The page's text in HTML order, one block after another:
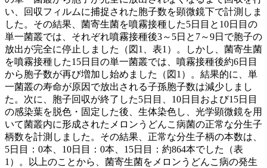
い、回収フィルムに捕捉された胞子数を顕微鏡下で計測しま
した。その結果、菌寄生菌を噴霧接種した5日目と10日目の
単一菌叢では、それぞれ噴霧接種後3～5日と7～9日で胞子の
放出が完全に停止しました（図1、表1）。しかし、菌寄生菌
を噴霧接種した15日目の単一菌叢では、噴霧接種後約6日目
から胞子数が再び増加し始めました（図1）。結果的に、単
一菌叢の寿命が原因で放出される子孫胞子数は減少しまし
た。次に、胞子回収が終了した5日目、10日目および15日目
の感染葉を脱色・固定した後、生体染色し、光学顕微鏡を用
いて菌叢内に形成されたメロンうどんこ病菌の正常な分生子
柄数を計測しました。その結果、正常な分生子柄の本数は、
5日目：0本、10日目：0本、15日目：約864本でした（表
1）。以上のことから、菌寄生菌をメロンうどんこ病の発生